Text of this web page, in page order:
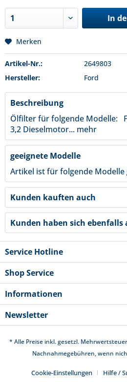
In
Merken
Artikel-Nr.:
2649803
Hersteller:
Ford
Beschreibung
Ölfilter für folgende Modelle:
3,2 Dieselmotor... mehr
geeignete Modelle
Artikel ist für folgende Modelle
Kunden kauften auch
Kunden haben sich ebenfalls
Service Hotline
Shop Service
Informationen
Newsletter
* Alle Preise inkl. gesetzl.
Nachnahmegebühren, wenn
Cookie-Einstellungen Hilfe /